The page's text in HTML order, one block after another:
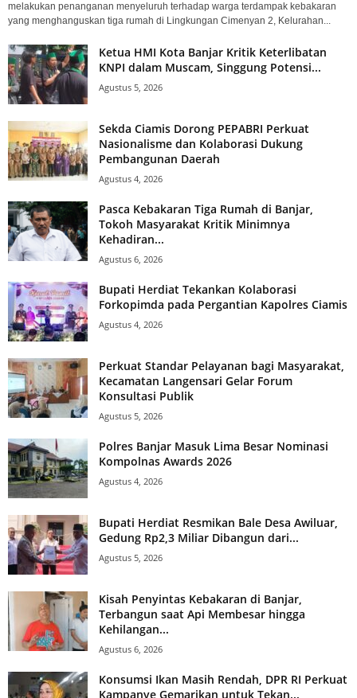
melakukan penanganan menyeluruh terhadap warga terdampak kebakaran
yang menghanguskan tiga rumah di Lingkungan Cimenyan 2, Kelurahan...
Ketua HMI Kota Banjar Kritik Keterlibatan
KNPI dalam Muscam, Singgung Potensi...
Agustus 5, 2026
Sekda Ciamis Dorong PEPABRI Perkuat
Nasionalisme dan Kolaborasi Dukung
Pembangunan Daerah
Agustus 4, 2026
Pasca Kebakaran Tiga Rumah di Banjar,
Tokoh Masyarakat Kritik Minimnya
Kehadiran...
Agustus 6, 2026
Bupati Herdiat Tekankan Kolaborasi
Forkopimda pada Pergantian Kapolres Ciamis
Agustus 4, 2026
Perkuat Standar Pelayanan bagi Masyarakat,
Kecamatan Langensari Gelar Forum
Konsultasi Publik
Agustus 5, 2026
Polres Banjar Masuk Lima Besar Nominasi
Kompolnas Awards 2026
Agustus 4, 2026
Bupati Herdiat Resmikan Bale Desa Awiluar,
Gedung Rp2,3 Miliar Dibangun dari...
Agustus 5, 2026
Kisah Penyintas Kebakaran di Banjar,
Terbangun saat Api Membesar hingga
Kehilangan...
Agustus 6, 2026
Konsumsi Ikan Masih Rendah, DPR RI Perkuat
Kampanye Gemarikan untuk Tekan...